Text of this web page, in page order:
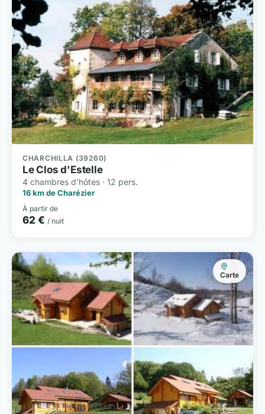
CHARCHILLA (39260)
Le Clos d'Estelle
4 chambres d'hôtes · 12 pers.
16 km de Charézier
À partir de
62 € / nuit
Carte